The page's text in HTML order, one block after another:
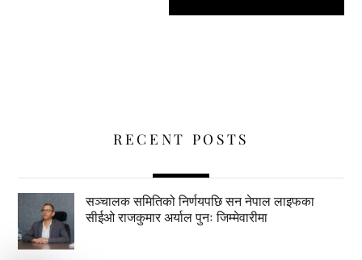
RECENT POSTS
सञ्चालक समितिको निर्णयपछि सन नेपाल लाइफका
सीईओ राजकुमार अर्याल पुनः जिम्मेवारीमा